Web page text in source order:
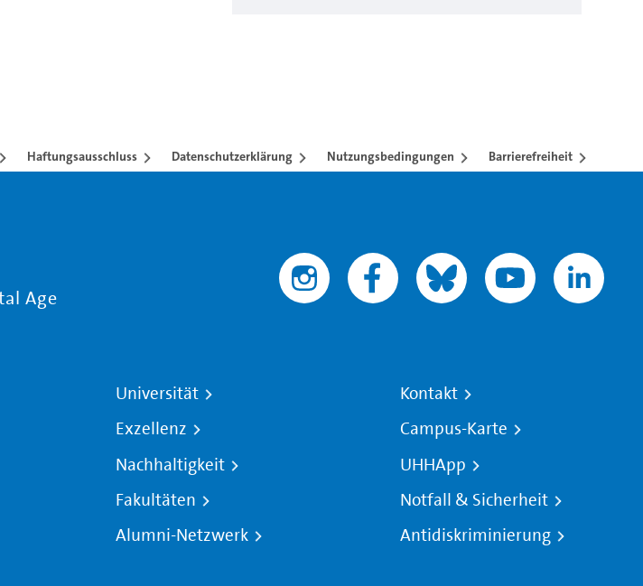
Haftungsausschluss Datenschutzerklärung Nutzungsbedingungen Barrierefreiheit
Age
Universität
Exzellenz
Nachhaltigkeit
Fakultäten
Alumni-Netzwerk
Kontakt
Campus-Karte
UHHApp
Notfall & Sicherheit
Antidiskriminierung